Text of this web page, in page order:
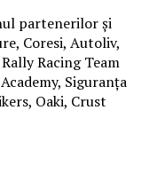
partenerilor și
Coresi, Autoliv,
Racing Team
Siguranța
Oaki, Crust